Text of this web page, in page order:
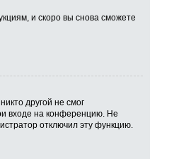
и скоро вы снова сможете
другой не смог
входе на конференцию. Не
отключил эту функцию.